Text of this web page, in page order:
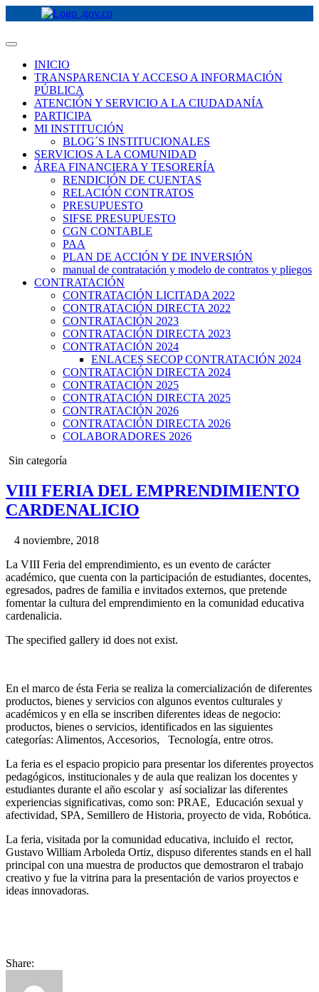
INICIO
TRANSPARENCIA Y ACCESO A INFORMACIÓN
PÚBLICA
ATENCIÓN Y SERVICIO A LA CIUDADANÍA
PARTICIPA
MI INSTITUCIÓN
BLOG´S INSTITUCIONALES
SERVICIOS A LA COMUNIDAD
ÁREA FINANCIERA Y TESORERÍA
RENDICIÓN DE CUENTAS
RELACIÓN CONTRATOS
PRESUPUESTO
SIFSE PRESUPUESTO
CGN CONTABLE
PAA
PLAN DE ACCIÓN Y DE INVERSIÓN
manual de contratación y modelo de contratos y pliegos
CONTRATACIÓN
CONTRATACIÓN LICITADA 2022
CONTRATACIÓN DIRECTA 2022
CONTRATACIÓN 2023
CONTRATACIÓN DIRECTA 2023
CONTRATACIÓN 2024
ENLACES SECOP CONTRATACIÓN 2024
CONTRATACIÓN DIRECTA 2024
CONTRATACIÓN 2025
CONTRATACIÓN DIRECTA 2025
CONTRATACIÓN 2026
CONTRATACIÓN DIRECTA 2026
COLABORADORES 2026
Posted
Sin categoría
VIII FERIA DEL EMPRENDIMIENTO
CARDENALICIO
4 noviembre, 2018
La VIII Feria del emprendimiento, es un evento de carácter
académico, que cuenta con la participación de estudiantes, docentes,
egresados, padres de familia e invitados externos, que pretende
fomentar la cultura del emprendimiento en la comunidad educativa
cardenalicia.
The specified gallery id does not exist.
En el marco de ésta Feria se realiza la comercialización de diferentes
productos, bienes y servicios con algunos eventos culturales y
académicos y en ella se inscriben diferentes ideas de negocio:
productos, bienes o servicios, identificados en las siguientes
categorías: Alimentos, Accesorios, Tecnología, entre otros.
La feria es el espacio propicio para presentar los diferentes proyectos
pedagógicos, institucionales y de aula que realizan los docentes y
estudiantes durante el año escolar y así socializar las diferentes
experiencias significativas, como son: PRAE, Educación sexual y
afectividad, SPA, Semillero de Historia, proyecto de vida, Robótica.
La feria, visitada por la comunidad educativa, incluido el rector,
Gustavo William Arboleda Ortiz, dispuso diferentes stands en el hall
principal con una muestra de productos que demostraron el trabajo
creativo y fue la vitrina para la presentación de varios proyectos e
ideas innovadoras.
Share: